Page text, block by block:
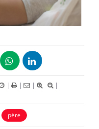
| | |
|
père